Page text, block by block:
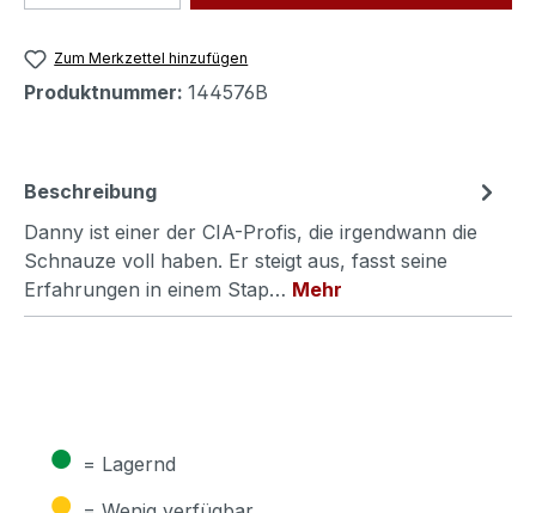
Zum Merkzettel hinzufügen
Produktnummer: 144576B
Beschreibung
Danny ist einer der CIA-Profis, die irgendwann die
Schnauze voll haben. Er steigt aus, fasst seine
Erfahrungen in einem Stap… Mehr
● = Lagernd
●